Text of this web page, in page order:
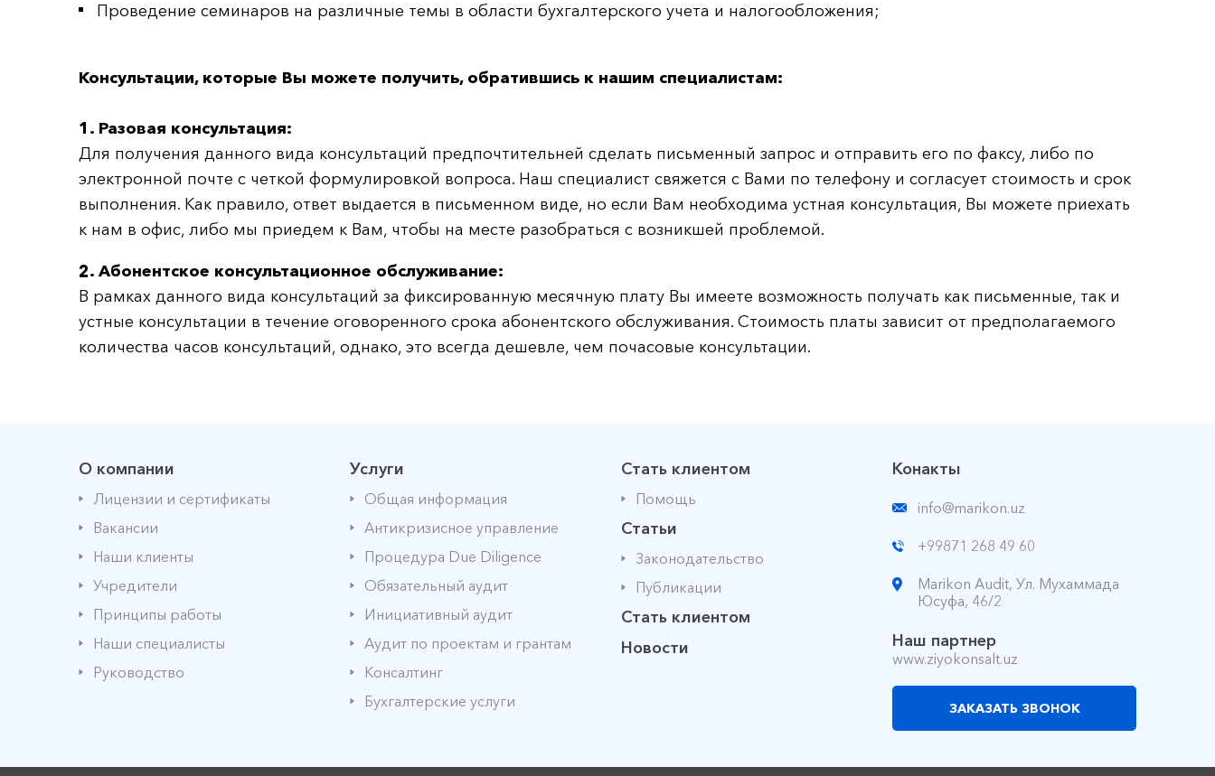
Проведение семинаров на различные темы в области бухгалтерского учета и налогообложения;
Консультации, которые Вы можете получить, обратившись к нашим специалистам:
1. Разовая консультация:
Для получения данного вида консультаций предпочтительней сделать письменный запрос и отправить его по факсу, либо по
электронной почте с четкой формулировкой вопроса. Наш специалист свяжется с Вами по телефону и согласует стоимость и срок
выполнения. Как правило, ответ выдается в письменном виде, но если Вам необходима устная консультация, Вы можете приехать
к нам в офис, либо мы приедем к Вам, чтобы на месте разобраться с возникшей проблемой.
2. Абонентское консультационное обслуживание:
В рамках данного вида консультаций за фиксированную месячную плату Вы имеете возможность получать как письменные, так и
устные консультации в течение оговоренного срока абонентского обслуживания. Стоимость платы зависит от предполагаемого
количества часов консультаций, однако, это всегда дешевле, чем почасовые консультации.
О компании
Лицензии и сертификаты
Вакансии
Наши клиенты
Учредители
Принципы работы
Наши специалисты
Руководство
Услуги
Общая информация
Антикризисное управление
Процедура Due Diligence
Обязательный аудит
Инициативный аудит
Аудит по проектам и грантам
Консалтинг
Бухгалтерские услуги
Стать клиентом
Помощь
Статьи
Законодательство
Публикации
Стать клиентом
Новости
Конакты
info@marikon.uz
+99871 268 49 60
Marikon Audit, Ул. Мухаммада
Юсуфа, 46/2
Наш партнер
www.ziyokonsalt.uz
ЗАКАЗАТЬ ЗВОНОК